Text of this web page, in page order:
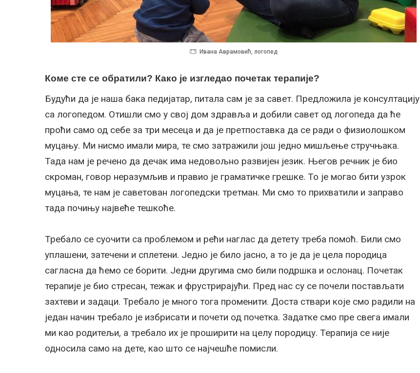
Ивана Аврамовић, логопед
Коме сте се обратили? Како је изгледао почетак терапије?
Будући да је наша бака педијатар, питала сам је за савет. Предложила је консултацију
са логопедом. Отишли смо у свој дом здравља и добили савет од логопеда да ће
проћи само од себе за три месеца и да је претпоставка да се ради о физиолошком
муцању. Ми нисмо имали мира, те смо затражили још једно мишљење стручњака.
Тада нам је речено да дечак има недовољно развијен језик. Његов речник је био
скроман, говор неразумљив и правио је граматичке грешке. То је могао бити узрок
муцања, те нам је саветован логопедски третман. Ми смо то прихватили и заправо
тада почињу највеће тешкоће.
Требало се суочити са проблемом и рећи наглас да детету треба помоћ. Били смо
уплашени, затечени и сплетени. Једно је било јасно, а то је да је цела породица
сагласна да ћемо се борити. Једни другима смо били подршка и ослонац. Почетак
терапије је био стресан, тежак и фрустрирајући. Пред нас су се почели постављати
захтеви и задаци. Требало је много тога променити. Доста ствари које смо радили на
један начин требало је избрисати и почети од почетка. Задатке смо пре свега имали
ми као родитељи, а требало их је проширити на целу породицу. Терапија се није
односила само на дете, као што се најчешће помисли.